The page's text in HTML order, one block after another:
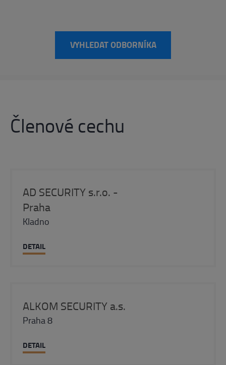
VYHLEDAT ODBORNÍKA
Členové cechu
AD SECURITY s.r.o. -
Praha
Kladno
DETAIL
ALKOM SECURITY a.s.
Praha 8
DETAIL